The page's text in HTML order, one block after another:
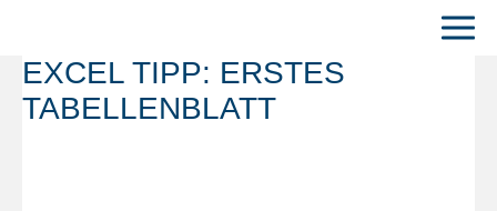
EXCEL TIPP: ERSTES
TABEL­LEN­BLATT